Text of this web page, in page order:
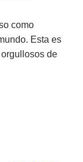
como
Esta es
de